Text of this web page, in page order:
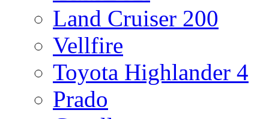
Land Cruiser 200
Vellfire
Toyota Highlander 4
Prado